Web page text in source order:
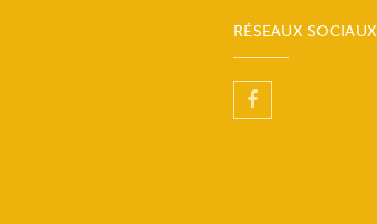
RÉSEAUX SOCIAUX